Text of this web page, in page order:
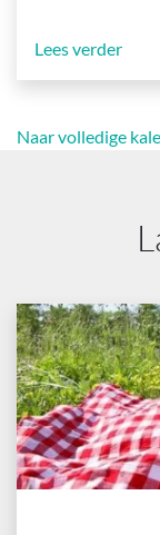
Lees verder
Naar volledige